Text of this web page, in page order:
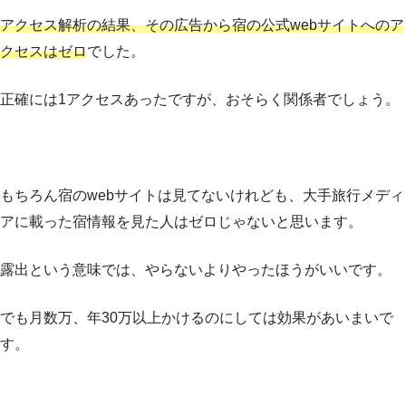
アクセス解析の結果、その広告から宿の公式webサイトへのア
クセスはゼロでした。
正確には1アクセスあったですが、おそらく関係者でしょう。
もちろん宿のwebサイトは見てないけれども、大手旅行メディ
アに載った宿情報を見た人はゼロじゃないと思います。
露出という意味では、やらないよりやったほうがいいです。
でも月数万、年30万以上かけるのにしては効果があいまいで
す。